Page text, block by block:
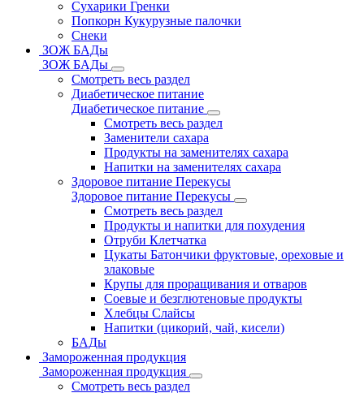
Сухарики Гренки
Попкорн Кукурузные палочки
Снеки
ЗОЖ БАДы
ЗОЖ БАДы
Смотреть весь раздел
Диабетическое питание
Диабетическое питание
Смотреть весь раздел
Заменители сахара
Продукты на заменителях сахара
Напитки на заменителях сахара
Здоровое питание Перекусы
Здоровое питание Перекусы
Смотреть весь раздел
Продукты и напитки для похудения
Отруби Клетчатка
Цукаты Батончики фруктовые, ореховые и
злаковые
Крупы для проращивания и отваров
Соевые и безглютеновые продукты
Хлебцы Слайсы
Напитки (цикорий, чай, кисели)
БАДы
Замороженная продукция
Замороженная продукция
Смотреть весь раздел